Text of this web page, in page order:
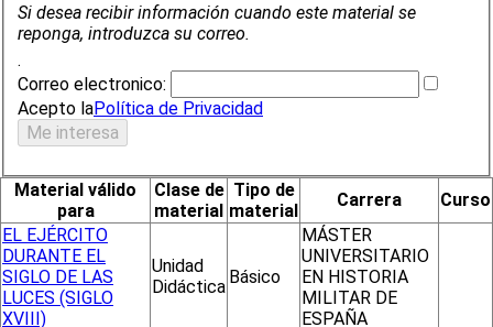
Si desea recibir información cuando este material se
reponga, introduzca su correo.
.
Correo electronico:
Acepto laPolítica de Privacidad
Material válido
para
Clase de
material
Tipo de
material
Carrera
Curso
EL EJÉRCITO
DURANTE EL
SIGLO DE LAS
LUCES (SIGLO
XVIII)
Unidad
Didáctica Básico
MÁSTER
UNIVERSITARIO
EN HISTORIA
MILITAR DE
ESPAÑA